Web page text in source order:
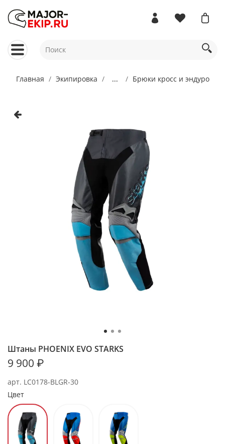
Главная Экипировка ... Брюки кросс и эндуро
арт. LC0178-BLGR-30
Штаны PHOENIX EVO STARKS
9 900 ₽
Цвет